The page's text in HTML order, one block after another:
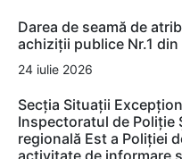
Darea de seamă de
achiziții publice Nr.1
24 iulie 2026
Secția Situații
Inspectoratul de Poliție
regională Est a Poliției
activitate de informare